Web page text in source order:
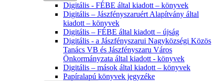
Digitális - FÉBE által kiadott – könyvek
Digitális – Jászfényszaruért Alapítvány által
kiadott – könyvek
Digitális – FÉBE által kiadott – újság
Digitális - a Jászfényszarui Nagyközségi Közös
Tanács VB és Jászfényszaru Város
Önkormányzata által kiadott - könyvek
Digitális – mások által kiadott – könyvek
Papíralapú könyvek jegyzéke